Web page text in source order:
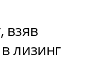
взяв
лизинг